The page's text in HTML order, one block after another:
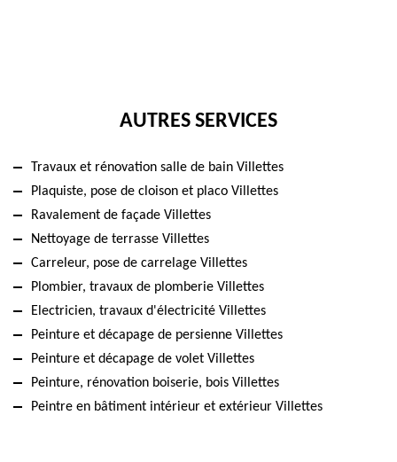
AUTRES SERVICES
Travaux et rénovation salle de bain Villettes
Plaquiste, pose de cloison et placo Villettes
Ravalement de façade Villettes
Nettoyage de terrasse Villettes
Carreleur, pose de carrelage Villettes
Plombier, travaux de plomberie Villettes
Electricien, travaux d'électricité Villettes
Peinture et décapage de persienne Villettes
Peinture et décapage de volet Villettes
Peinture, rénovation boiserie, bois Villettes
Peintre en bâtiment intérieur et extérieur Villettes